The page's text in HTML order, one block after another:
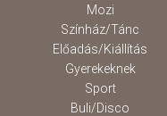
Mozi
Színház/Tánc
Előadás/Kiállítás
Gyerekeknek
Sport
Buli/Disco